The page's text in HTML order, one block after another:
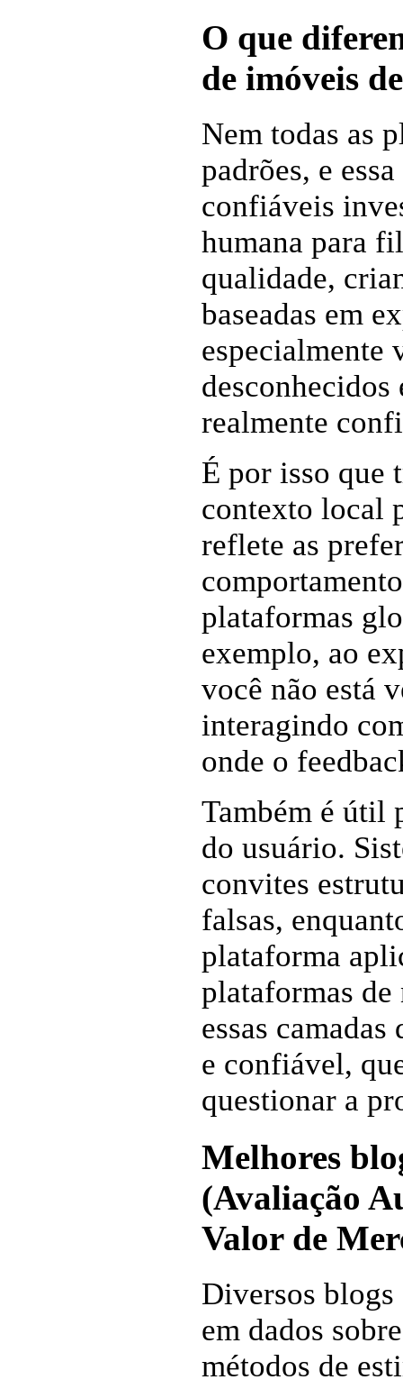
O que
de imóveis
Nem todas as
padrões, e
confiáveis
humana para
qualidade,
baseadas em
especialmente
desconhecidos
realmente
É por isso que
contexto local
reflete as
plataformas
exemplo, ao
você não está
interagindo
onde o
Também é útil
do usuário.
convites
falsas,
plataforma
plataformas de
essas
e confiável,
questionar a
Melhores
(Avaliação
Valor de
Diversos blogs
em dados
métodos de